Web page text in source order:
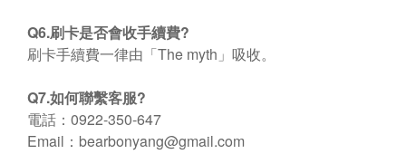
Q6.刷卡是否會收手續費?
刷卡手續費一律由「The myth 」吸收。
Q7.如何聯繫客服?
電話： 0922-350-647
Email ： bearbonyang@gmail.com